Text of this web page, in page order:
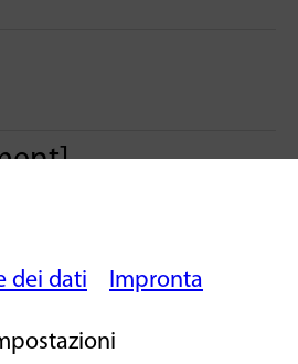
dei dati Impronta